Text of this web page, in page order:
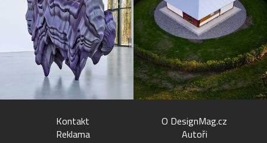
Kontakt
Reklama
O DesignMag.cz
Autoři